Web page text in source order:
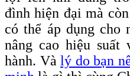
đình hiện đại mà
có thể áp dụng cho
nâng cao hiệu
hành. Vàlý do bạn